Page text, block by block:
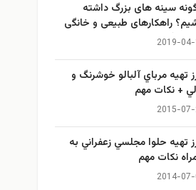
سینه های بزرگ داشته
راهکارهای طبیعی و خانگی
بزرگ کردن سینه
2019-
تهيه مرباي آلبالو خوشرنگ و
+ نكات مهم
2015-
تهيه حلوا مجلسي زعفراني به
نكات مهم
2014-